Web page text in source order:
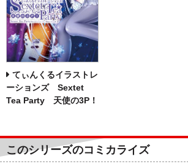
てぃんくるイラストレ
ーションズ Sextet
Tea Party 天使の3P！
このシリーズのコミカライズ